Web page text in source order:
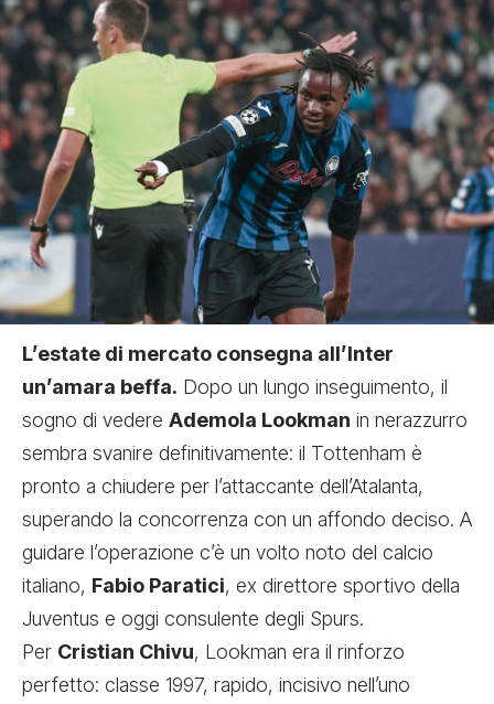
L’estate di mercato consegna all’Inter
un’amara beffa. Dopo un lungo inseguimento, il
sogno di vedere Ademola Lookman in nerazzurro
sembra svanire definitivamente: il Tottenham è
pronto a chiudere per l’attaccante dell’Atalanta,
superando la concorrenza con un affondo deciso. A
guidare l’operazione c’è un volto noto del calcio
italiano, Fabio Paratici, ex direttore sportivo della
Juventus e oggi consulente degli Spurs.
Per Cristian Chivu, Lookman era il rinforzo
perfetto: classe 1997, rapido, incisivo nell’uno